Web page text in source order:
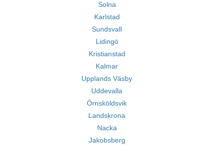
Solna
Karlstad
Sundsvall
Lidingö
Kristianstad
Kalmar
Upplands Väsby
Uddevalla
Örnsköldsvik
Landskrona
Nacka
Jakobsberg